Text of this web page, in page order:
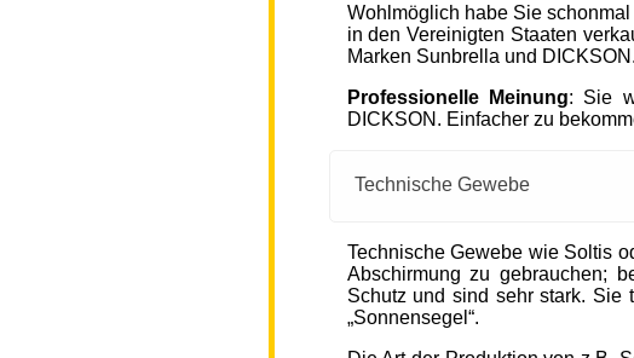
Wohlmöglich habe Sie
in den Vereinigten Staaten
Marken Sunbrella und
Professionelle Meinung: Sie
DICKSON. Einfacher zu
Technische Gewebe
Technische Gewebe wie Soltis
Abschirmung zu gebrauchen;
Schutz und sind sehr stark. Sie
„Sonnensegel“.